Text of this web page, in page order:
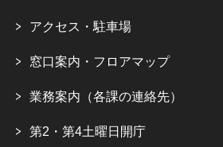
アクセス・駐車場
窓口案内・フロアマップ
業務案内（各課の連絡先）
第2・第4土曜日開庁